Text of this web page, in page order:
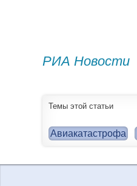
РИА Новости
Темы этой статьи
Авиакатастрофа